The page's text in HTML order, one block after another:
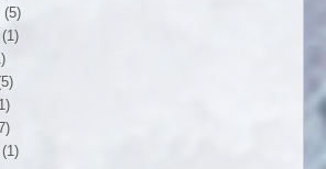
(5)
(1)
(1)